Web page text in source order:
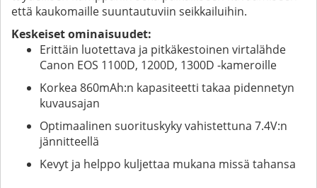
että kaukomaille suuntautuviin seikkailuihin.
Keskeiset ominaisuudet:
Erittäin luotettava ja pitkäkestoinen virtalähde
Canon EOS 1100D, 1200D, 1300D -kameroille
Korkea 860mAh:n kapasiteetti takaa pidennetyn
kuvausajan
Optimaalinen suorituskyky vahistettuna 7.4V:n
jännitteellä
Kevyt ja helppo kuljettaa mukana missä tahansa